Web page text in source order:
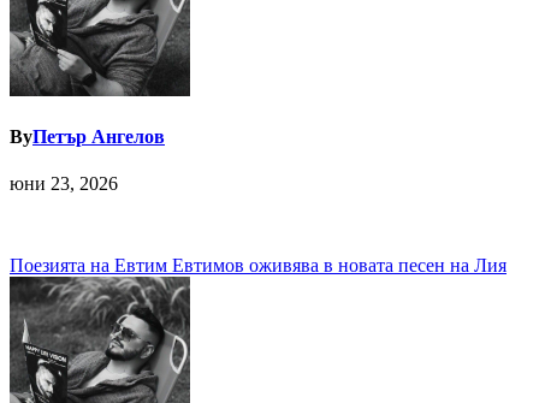
ByПетър Ангелов
юни 23, 2026
Навигация
Поезията на Евтим Евтимов оживява в новата песен на Лия